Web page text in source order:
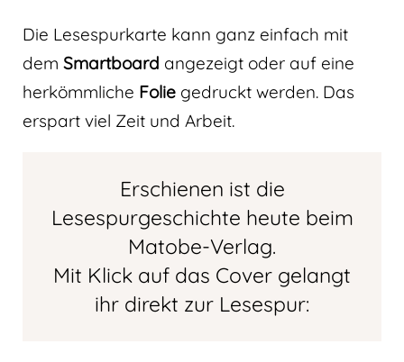
Die Lesespurkarte kann ganz einfach mit
dem Smartboard angezeigt oder auf eine
herkömmliche Folie gedruckt werden. Das
erspart viel Zeit und Arbeit.
Erschienen ist die
Lesespurgeschichte heute beim
Matobe-Verlag.
Mit Klick auf das Cover gelangt
ihr direkt zur Lesespur: